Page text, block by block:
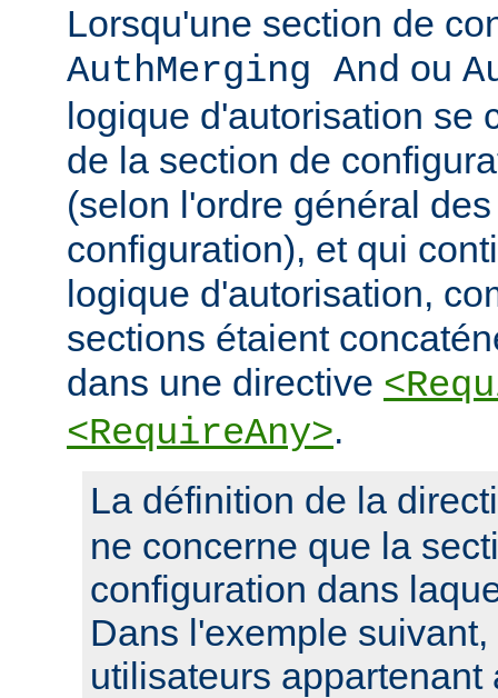
Lorsqu'une section de
AuthMerging And ou
logique d'autorisation se
de la section de
(selon l'ordre général
configuration), et qui
logique d'autorisation,
sections étaient
dans une directive
<RequireAny>.
La définition de la
ne concerne que la
configuration dans
Dans l'exemple
utilisateurs